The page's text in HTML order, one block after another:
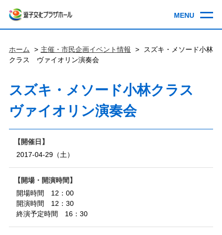
ホーム 主催・市民企画イベント情報
スズキ・メソード小林
クラス ヴァイオリン演奏会
スズキ・メソード小林クラス
ヴァイオリン演奏会
開催日
2017-04-29（土）
開場・開演時間
開場時間 12：00
開演時間 12：30
終演予定時間 16：30